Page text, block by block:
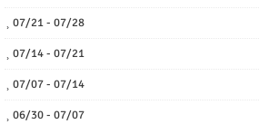
07/21 - 07/28
07/14 - 07/21
07/07 - 07/14
06/30 - 07/07